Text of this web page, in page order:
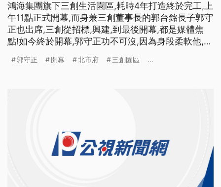
鴻海集團旗下三創生活園區,耗時4年打造終於完工,上
午11點正式開幕,而身兼三創董事長的郭台銘長子郭守
正也出席,三創從招標,興建,到最後開幕,都是媒體焦
點!如今終於開幕,郭守正功不可沒,因為身段柔軟他,數
懇,說他像個小郭董,郭守正成了北市府與三創關係波
郭守正 開幕 北市府 三創園區 ...